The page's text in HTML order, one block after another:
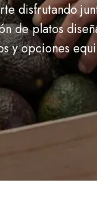
disfrutando
de platos
y opciones